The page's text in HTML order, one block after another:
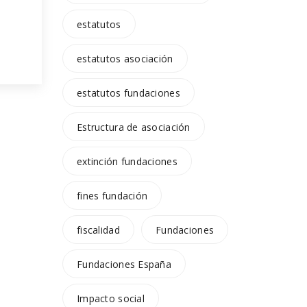
estatutos
estatutos asociación
estatutos fundaciones
Estructura de asociación
extinción fundaciones
fines fundación
fiscalidad Fundaciones
Fundaciones España
Impacto social